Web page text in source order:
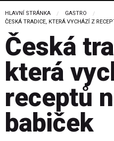
HLAVNÍ STRÁNKA
GASTRO
CURRENT:
ČESKÁ TRADICE, KTERÁ VYCHÁZÍ Z
Česká
která
receptů
babiček